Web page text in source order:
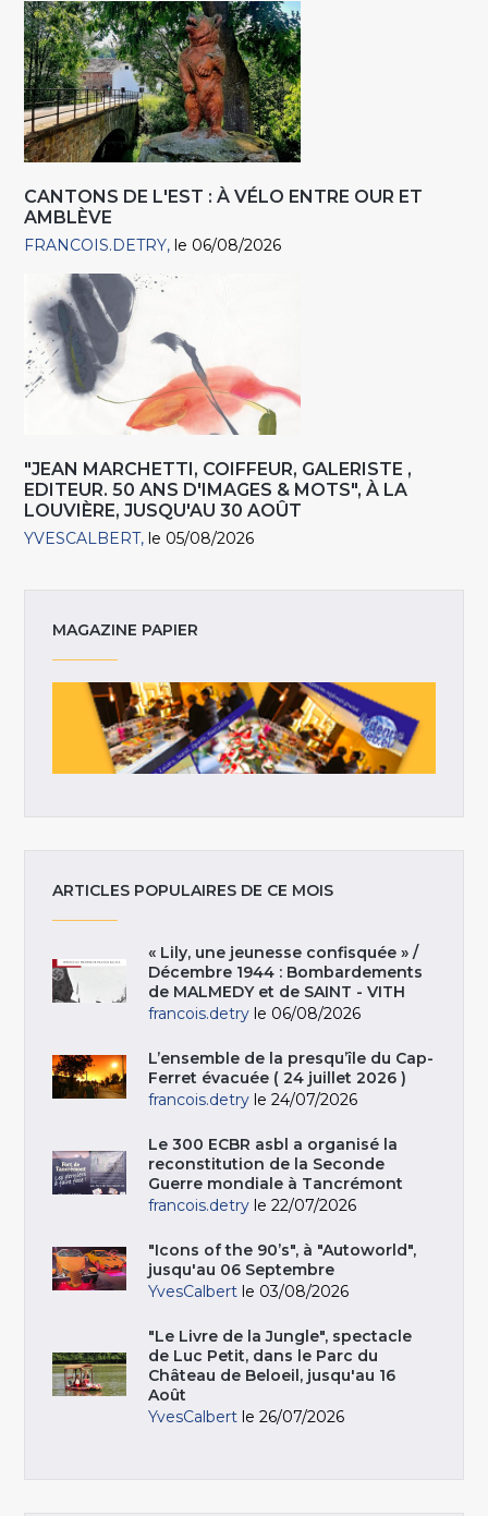
CANTONS DE L'EST : À VÉLO ENTRE OUR ET
AMBLÈVE
FRANCOIS.DETRY le 06/08/2026
"JEAN MARCHETTI, COIFFEUR, GALERISTE ,
EDITEUR. 50 ANS D'IMAGES & MOTS", À LA
LOUVIÈRE, JUSQU'AU 30 AOÛT
YVESCALBERT le 05/08/2026
MAGAZINE PAPIER
ARTICLES POPULAIRES DE CE MOIS
« Lily, une jeunesse confisquée » /
Décembre 1944 : Bombardements
de MALMEDY et de SAINT - VITH
francois.detry le 06/08/2026
L’ensemble de la presqu’île du Cap-
Ferret évacuée ( 24 juillet 2026 )
francois.detry le 24/07/2026
Le 300 ECBR asbl a organisé la
reconstitution de la Seconde
Guerre mondiale à Tancrémont
francois.detry le 22/07/2026
"Icons of the 90’s", à "Autoworld",
jusqu'au 06 Septembre
YvesCalbert le 03/08/2026
"Le Livre de la Jungle", spectacle
de Luc Petit, dans le Parc du
Château de Beloeil, jusqu'au 16
Août
YvesCalbert le 26/07/2026